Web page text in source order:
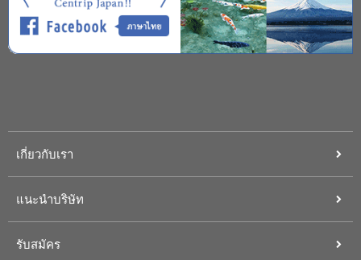
เกี่ยวกับเรา
แนะนำบริษัท
รับสมัคร